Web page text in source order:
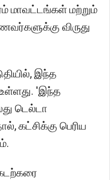
மாவட்டங்கள் மற்றும்
விருது
இந்த
உள்ளது. 'இந்த
டெல்டா
கட்சிக்கு பெரிய